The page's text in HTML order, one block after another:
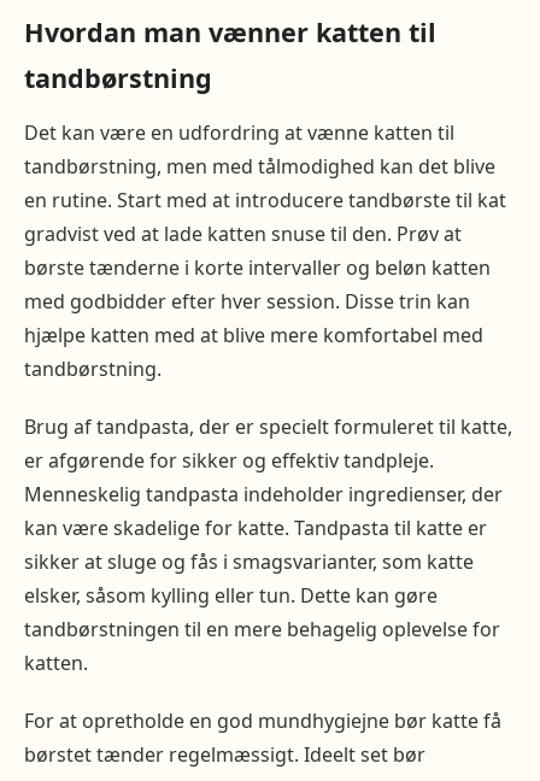
Hvordan man vænner katten til
tandbørstning
Det kan være en udfordring at vænne katten til
tandbørstning, men med tålmodighed kan det blive
en rutine. Start med at introducere tandbørste til kat
gradvist ved at lade katten snuse til den. Prøv at
børste tænderne i korte intervaller og beløn katten
med godbidder efter hver session. Disse trin kan
hjælpe katten med at blive mere komfortabel med
tandbørstning.
Brug af tandpasta, der er specielt formuleret til katte,
er afgørende for sikker og effektiv tandpleje.
Menneskelig tandpasta indeholder ingredienser, der
kan være skadelige for katte. Tandpasta til katte er
sikker at sluge og fås i smagsvarianter, som katte
elsker, såsom kylling eller tun. Dette kan gøre
tandbørstningen til en mere behagelig oplevelse for
katten.
For at opretholde en god mundhygiejne bør katte få
børstet tænder regelmæssigt. Ideelt set bør